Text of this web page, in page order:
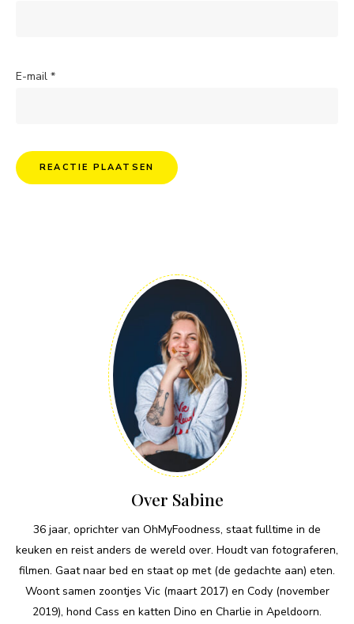
E-mail *
Over Sabine
36 jaar, oprichter van OhMyFoodness, staat fulltime in de
keuken en reist anders de wereld over. Houdt van fotograferen,
filmen. Gaat naar bed en staat op met (de gedachte aan) eten.
Woont samen zoontjes Vic (maart 2017) en Cody (november
2019), hond Cass en katten Dino en Charlie in Apeldoorn.